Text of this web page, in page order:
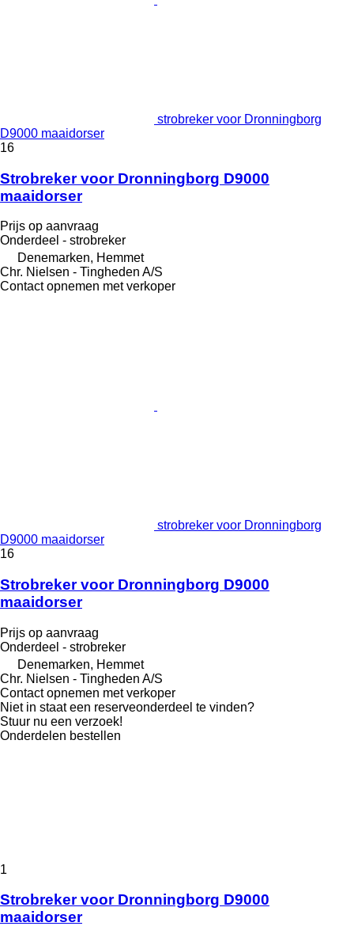
strobreker voor Dronningborg
D9000 maaidorser
16
Strobreker voor Dronningborg D9000
maaidorser
Prijs op aanvraag
Onderdeel - strobreker
Denemarken, Hemmet
Chr. Nielsen - Tingheden A/S
Contact opnemen met verkoper
strobreker voor Dronningborg
D9000 maaidorser
16
Strobreker voor Dronningborg D9000
maaidorser
Prijs op aanvraag
Onderdeel - strobreker
Denemarken, Hemmet
Chr. Nielsen - Tingheden A/S
Contact opnemen met verkoper
Niet in staat een reserveonderdeel te vinden?
Stuur nu een verzoek!
Onderdelen bestellen
1
Strobreker voor Dronningborg D9000
maaidorser